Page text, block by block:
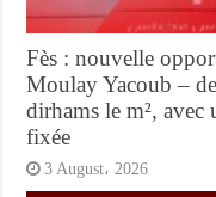
Fès : nouvelle
Moulay Yacoub –
dirhams le m², avec
fixée
3 August، 2026